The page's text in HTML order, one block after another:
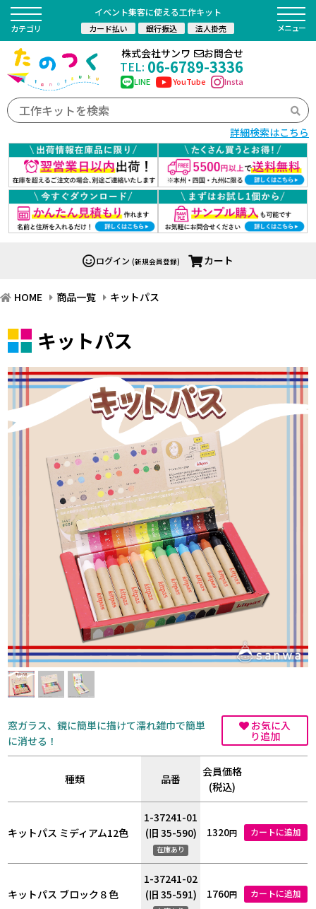
イベント集客に使える工作キット
カード払い 銀行振込 法人掛売
詳細検索はこちら
株式会社サンワ お問合せ
TEL: 06-6789-3336
LINE YouTube Insta
カテゴリ
ログイン (新規会員登録) カート
HOME 商品一覧 キットパス
キットパス
窓ガラス、鏡に簡単に描けて濡れ雑巾で簡単
に消せる！
お気に入
り追加
種類 品番
会員価格
(税込)
キットパス ミディアム12色
1-37241-01
(旧 35-590)
在庫あり
1320円 カートに追加
キットパス ブロック８色
1-37241-02
(旧 35-591)
1760円 カートに追加